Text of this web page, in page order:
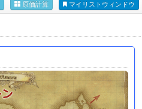
マイリストウィンドウ
原価計算